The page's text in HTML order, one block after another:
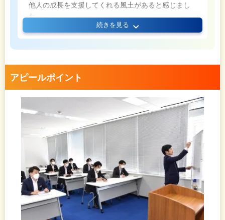
他人の成長を支援してくれる風土があると感じまし
た。
実際に入社してからも、先輩社員の方々はイメージ
通り面倒見がよく、ギャップはありません。
ギャップがあったとすれば、もっと体育会系な人が
続きを見る
アピールポイント